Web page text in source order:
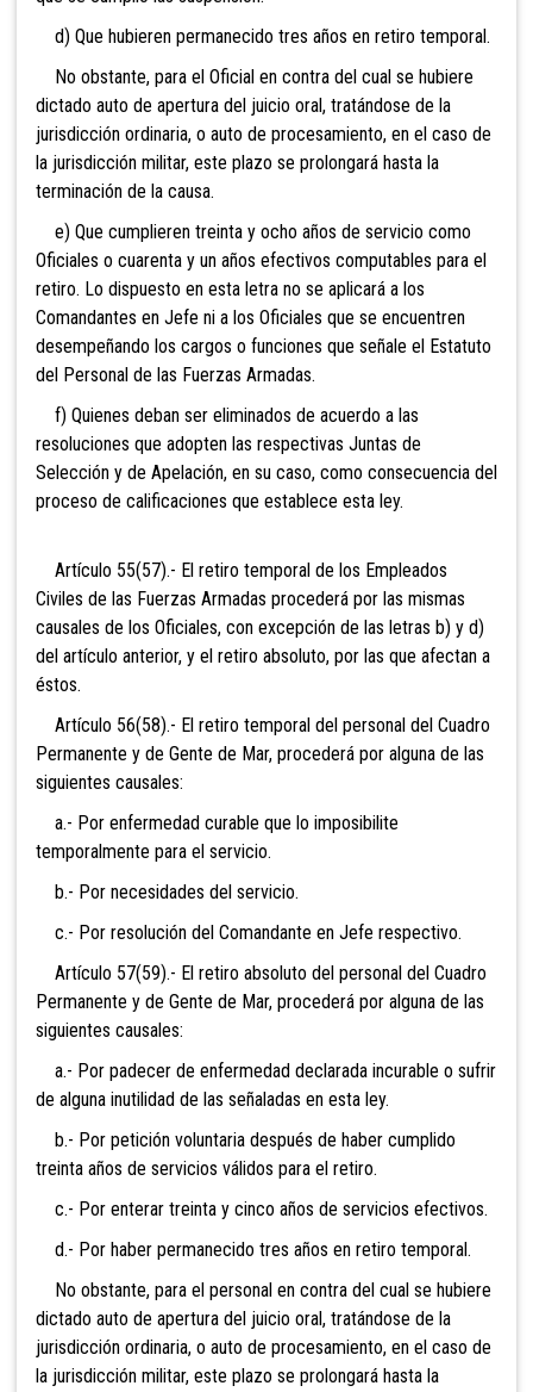
d) Que hubieren permanecido tres años en retiro temporal.
No obstante, para el Oficial en contra del cual se hubiere
dictado auto de apertura del juicio oral, tratándose de la
jurisdicción ordinaria, o auto de procesamiento, en el caso de
la jurisdicción militar, este plazo se prolongará hasta la
terminación de la causa.
e) Que cumplieren treinta y ocho años de servicio como
Oficiales o cuarenta y un años efectivos computables para el
retiro. Lo dispuesto en esta letra no se aplicará a los
Comandantes en Jefe ni a los Oficiales que se encuentren
desempeñando los cargos o funciones que señale el Estatuto
del Personal de las Fuerzas Armadas.
f) Quienes deban ser eliminados de acuerdo a las
resoluciones que adopten las respectivas Juntas de
Selección y de Apelación, en su caso, como consecuencia del
proceso de calificaciones que establece esta ley.
Artículo 55(57).- El retiro temporal de los Empleados
Civiles de las Fuerzas Armadas procederá por las mismas
causales de los Oficiales, con excepción de las letras b) y d)
del artículo anterior, y el retiro absoluto, por las que afectan a
éstos.
Artículo 56(58).- El retiro temporal del personal del Cuadro
Permanente y de Gente de Mar, procederá por alguna de las
siguientes causales:
a.- Por enfermedad curable que lo imposibilite
temporalmente para el servicio.
b.- Por necesidades del servicio.
c.- Por resolución del Comandante en Jefe respectivo.
Artículo 57(59).- El retiro absoluto del personal del Cuadro
Permanente y de Gente de Mar, procederá por alguna de las
siguientes causales:
a.- Por padecer de enfermedad declarada incurable o sufrir
de alguna inutilidad de las señaladas en esta ley.
b.- Por petición voluntaria después de haber cumplido
treinta años de servicios válidos para el retiro.
c.- Por enterar treinta y cinco años de servicios efectivos.
d.- Por haber permanecido tres años en retiro temporal.
No obstante, para el personal en contra del cual se hubiere
dictado auto de apertura del juicio oral, tratándose de la
jurisdicción ordinaria, o auto de procesamiento, en el caso de
la jurisdicción militar, este plazo se prolongará hasta la